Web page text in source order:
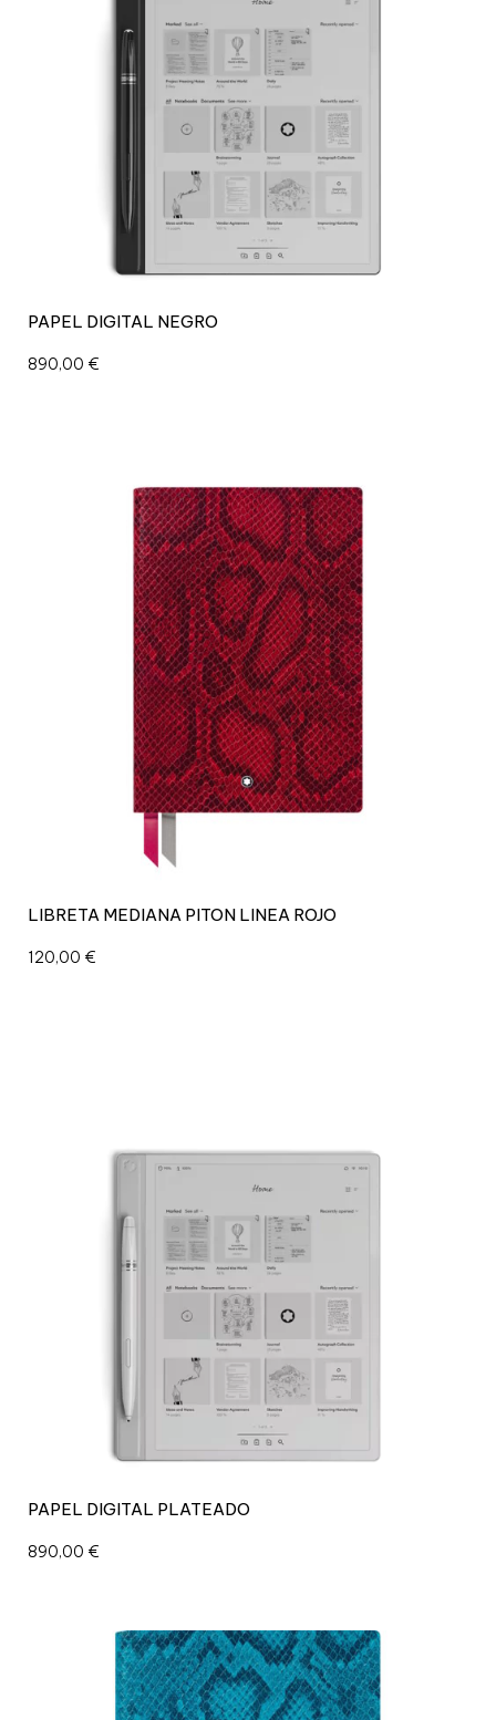
PAPEL DIGITAL NEGRO
890,00 €
LIBRETA MEDIANA PITON LINEA ROJO
120,00 €
PAPEL DIGITAL PLATEADO
890,00 €